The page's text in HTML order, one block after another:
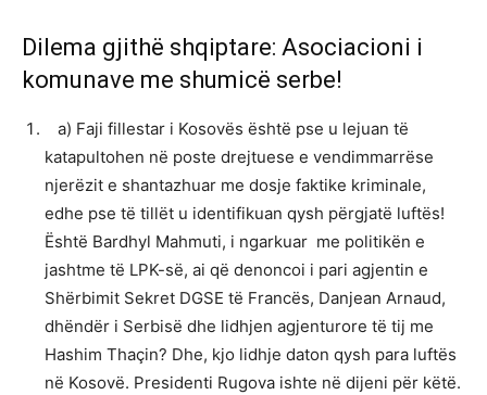
Dilema gjithë shqiptare: Asociacioni i
komunave me shumicë serbe!
a) Faji fillestar i Kosovës është pse u lejuan të
katapultohen në poste drejtuese e vendimmarrëse
njerëzit e shantazhuar me dosje faktike kriminale,
edhe pse të tillët u identifikuan qysh përgjatë luftës!
Është Bardhyl Mahmuti, i ngarkuar me politikën e
jashtme të LPK-së, ai që denoncoi i pari agjentin e
Shërbimit Sekret DGSE të Francës, Danjean Arnaud,
dhëndër i Serbisë dhe lidhjen agjenturore të tij me
Hashim Thaçin? Dhe, kjo lidhje daton qysh para luftës
në Kosovë. Presidenti Rugova ishte në dijeni për këtë.